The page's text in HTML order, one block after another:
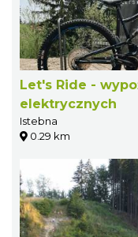
Let's Ride -
elektrycznych
Istebna
0.29 km